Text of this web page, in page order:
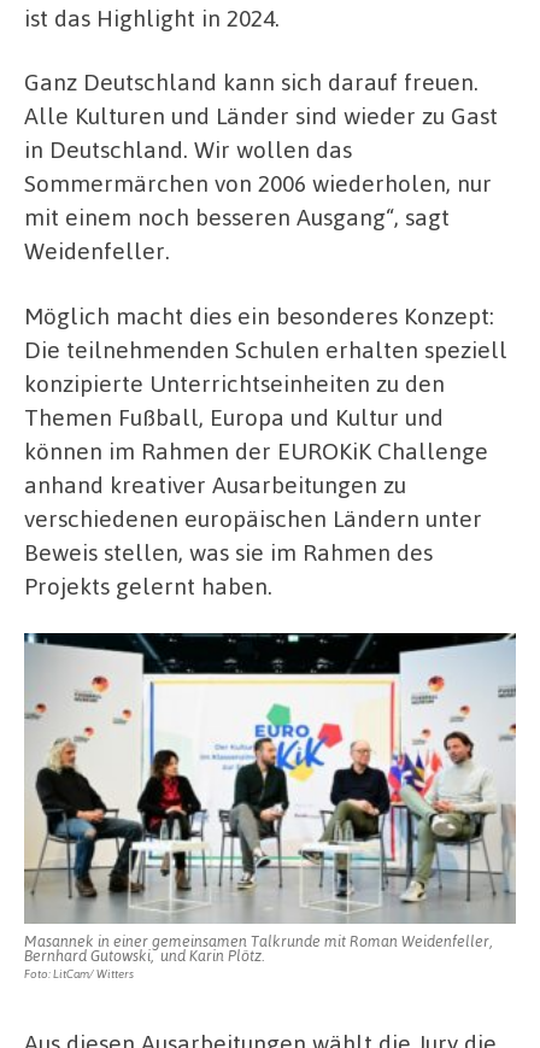
ist das Highlight in 2024.
Ganz Deutschland kann sich darauf freuen.
Alle Kulturen und Länder sind wieder zu Gast
in Deutschland. Wir wollen das
Sommermärchen von 2006 wiederholen, nur
mit einem noch besseren Ausgang“, sagt
Weidenfeller.
Möglich macht dies ein besonderes Konzept:
Die teilnehmenden Schulen erhalten speziell
konzipierte Unterrichtseinheiten zu den
Themen Fußball, Europa und Kultur und
können im Rahmen der EUROKiK Challenge
anhand kreativer Ausarbeitungen zu
verschiedenen europäischen Ländern unter
Beweis stellen, was sie im Rahmen des
Projekts gelernt haben.
Masannek in einer gemeinsamen Talkrunde mit Roman Weidenfeller,
Bernhard Gutowski, und Karin Plötz.
Foto: LitCam/ Witters